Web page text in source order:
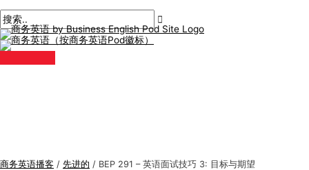
至
内
容
菜
商务英语播客 / 先进的 / BEP 291 – 英语面试技巧 3: 目标与期望
子
导
航
此
输
入。.
名
*
子
邮
件
*
商
务
英
语
搜
索
: